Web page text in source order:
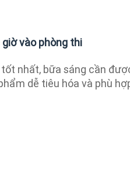
vào phòng thi
nhất, bữa sáng cần
dễ tiêu hóa và phù